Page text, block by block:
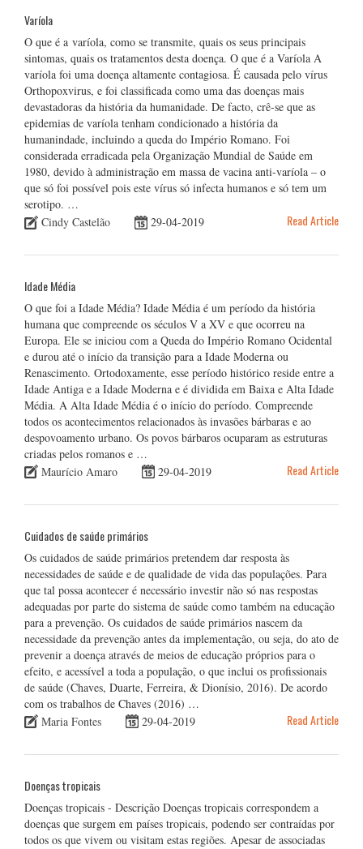
Varíola
O que é a varíola, como se transmite, quais os seus principais
sintomas, quais os tratamentos desta doença. O que é a Varíola A
varíola foi uma doença altamente contagiosa. É causada pelo vírus
Orthopoxvirus, e foi classificada como uma das doenças mais
devastadoras da história da humanidade. De facto, crê-se que as
epidemias de varíola tenham condicionado a história da
humanindade, incluindo a queda do Império Romano. Foi
considerada erradicada pela Organização Mundial de Saúde em
1980, devido à administração em massa de vacina anti-varíola – o
que só foi possível pois este vírus só infecta humanos e só tem um
serotipo. …
Cindy Castelão
29-04-2019 Read Article
Idade Média
O que foi a Idade Média? Idade Média é um período da história
humana que compreende os séculos V a XV e que ocorreu na
Europa. Ele se iniciou com a Queda do Império Romano Ocidental
e durou até o início da transição para a Idade Moderna ou
Renascimento. Ortodoxamente, esse período histórico reside entre a
Idade Antiga e a Idade Moderna e é dividida em Baixa e Alta Idade
Média. A Alta Idade Média é o início do período. Compreende
todos os acontecimentos relacionados às invasões bárbaras e ao
despovoamento urbano. Os povos bárbaros ocuparam as estruturas
criadas pelos romanos e …
Maurício Amaro
29-04-2019 Read Article
Cuidados de saúde primários
Os cuidados de saúde primários pretendem dar resposta às
necessidades de saúde e de qualidade de vida das populações. Para
que tal possa acontecer é necessário investir não só nas respostas
adequadas por parte do sistema de saúde como também na educação
para a prevenção. Os cuidados de saúde primários nascem da
necessidade da prevenção antes da implementação, ou seja, do ato de
prevenir a doença através de meios de educação próprios para o
efeito, e acessível a toda a população, o que inclui os profissionais
de saúde (Chaves, Duarte, Ferreira, & Dionísio, 2016). De acordo
com os trabalhos de Chaves (2016) …
Maria Fontes
29-04-2019 Read Article
Doenças tropicais
Doenças tropicais - Descrição Doenças tropicais correspondem a
doenças que surgem em países tropicais, podendo ser contraídas por
todos os que vivem ou visitam estas regiões. Apesar de associadas